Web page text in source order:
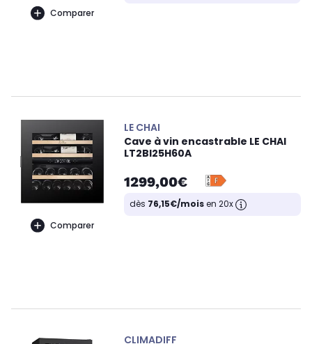
Comparer
Comparer
LE CHAI
Cave à vin encastrable LE CHAI
LT2BI25H60A
1299,00€
dès 76,15€/moisen 20x
CLIMADIFF